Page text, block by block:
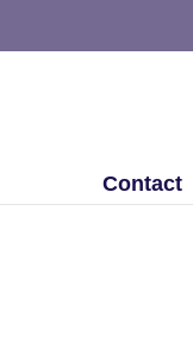
Contact